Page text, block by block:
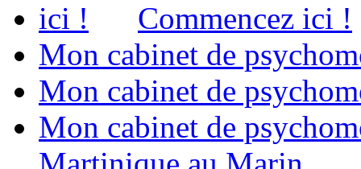
Commencez ici !
Mon cabinet de
Mon cabinet de
Mon cabinet de